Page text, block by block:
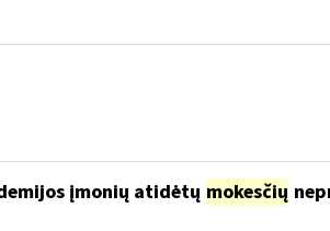
įmonių atidėtų mokesčių